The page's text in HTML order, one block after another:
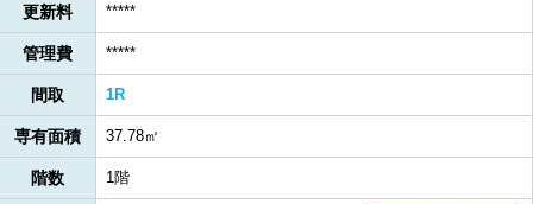
更新料 *****
管理費 *****
間取 1R
専有面積 37.78㎡
階数 1階